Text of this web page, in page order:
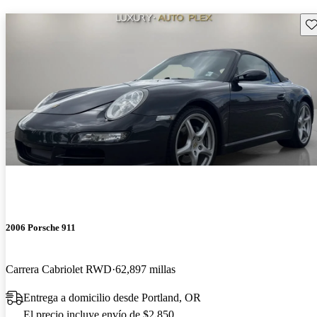
2006 Porsche 911
Carrera Cabriolet RWD 62,897 millas
Entrega a domicilio desde Portland, OR